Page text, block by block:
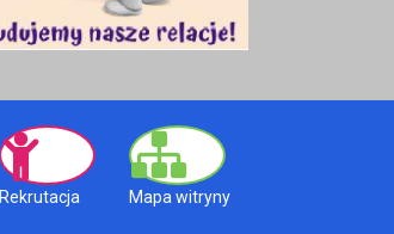
Rekrutacja Mapa witryny